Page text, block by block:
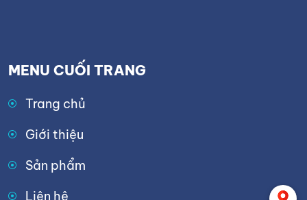
MENU CUỐI TRANG
Trang chủ
Giới thiệu
Sản phẩm
Liên hệ